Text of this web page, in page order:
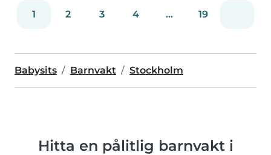
1 2 3 4 ... 19
Babysits Barnvakt Stockholm
Hitta en pålitlig barnvakt i